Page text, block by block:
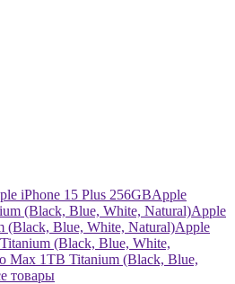
iPhone 15 Plus 256GBApple
(Black, Blue, White, Natural)Apple
(Black, Blue, White, Natural)Apple
(Black, Blue, White,
Max 1TB Titanium (Black, Blue,
товары